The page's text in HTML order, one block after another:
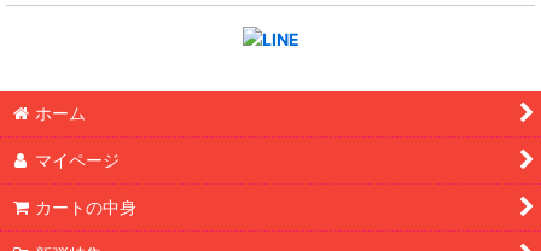
ホーム
マイページ
カートの中身